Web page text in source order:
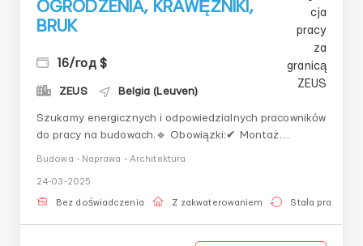
OGRODZENIA, KRAWĘŻNIKI,
BRUK
16/год $
ZEUS Belgia (Leuven)
Szukamy energicznych i odpowiedzialnych pracowników
do pracy na budowach.🔹 Obowiązki:✔ Montaż
45 lat✅ Gotowość do pracy fizycznej✅
Odpowiedzialność i zdyscyplinowanieGdzie pracować?
Budowa - Naprawa - Architektura
24-03-2025
Bez doświadczenia Z zakwaterowaniem Stała praca